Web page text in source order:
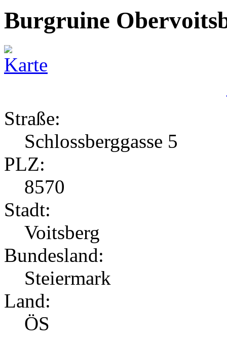
Burgruine
Straße:
Schlossberggasse 5
PLZ:
8570
Stadt:
Voitsberg
Bundesland:
Steiermark
Land:
ÖS